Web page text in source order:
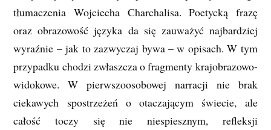
tłumaczenia Wojciecha Charchalisa. Poetycką frazę
oraz obrazowość języka da się zauważyć najbardziej
wyraźnie – jak to zazwyczaj bywa – w opisach. W tym
przypadku chodzi zwłaszcza o fragmenty krajobrazowo-
widokowe. W pierwszoosobowej narracji nie brak
ciekawych spostrzeżeń o otaczającym świecie, ale
całość toczy się nie niespiesznym, refleksji